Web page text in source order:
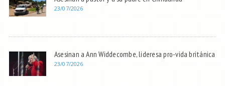
23/07/2026
Asesinan a Ann Widdecombe, lideresa pro-vida británica
23/07/2026